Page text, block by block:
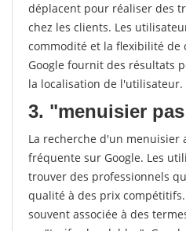
déplacent pour réaliser des
chez les clients. Les
commodité et la flexibilité de
Google fournit des résultats
la localisation de l'utilisateur.
3. "menuisier
La recherche d'un menuisier
fréquente sur Google. Les
trouver des professionnels
qualité à des prix
souvent associée à des